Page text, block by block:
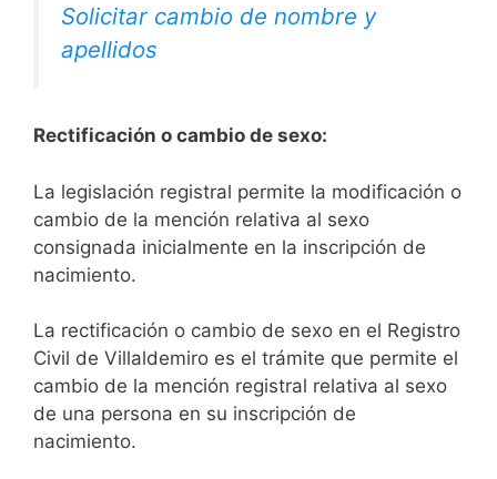
Solicitar cambio de nombre y
apellidos
Rectificación o cambio de sexo:
La legislación registral permite la modificación o
cambio de la mención relativa al sexo
consignada inicialmente en la inscripción de
nacimiento.
La rectificación o cambio de sexo en el Registro
Civil de Villaldemiro es el trámite que permite el
cambio de la mención registral relativa al sexo
de una persona en su inscripción de
nacimiento.